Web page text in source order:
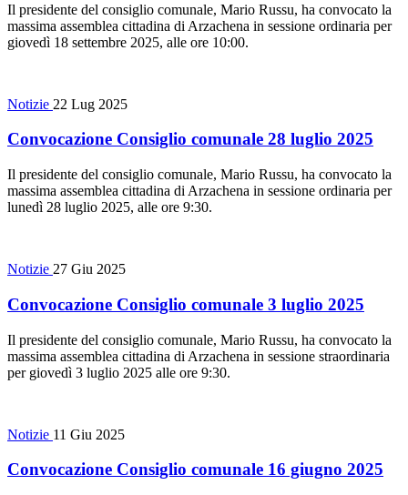
Il presidente del consiglio comunale, Mario Russu, ha convocato la
massima assemblea cittadina di Arzachena in sessione ordinaria per
giovedì 18 settembre 2025, alle ore 10:00.
Notizie 22 Lug 2025
Convocazione Consiglio comunale 28 luglio 2025
Il presidente del consiglio comunale, Mario Russu, ha convocato la
massima assemblea cittadina di Arzachena in sessione ordinaria per
lunedì 28 luglio 2025, alle ore 9:30.
Notizie 27 Giu 2025
Convocazione Consiglio comunale 3 luglio 2025
Il presidente del consiglio comunale, Mario Russu, ha convocato la
massima assemblea cittadina di Arzachena in sessione straordinaria
per giovedì 3 luglio 2025 alle ore 9:30.
Notizie 11 Giu 2025
Convocazione Consiglio comunale 16 giugno 2025